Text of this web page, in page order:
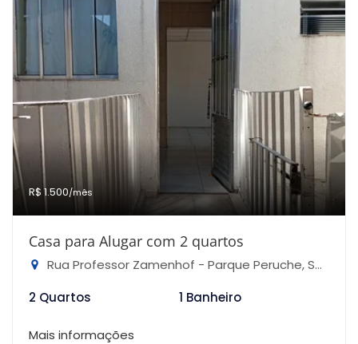
R$ 1.500/mês
Casa para Alugar com 2 quartos
Rua Professor Zamenhof - Parque Peruche, São Paulo-SP
2 Quartos
1 Banheiro
Mais informações